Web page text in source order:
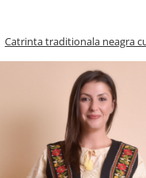
Catrinta traditionala neagra